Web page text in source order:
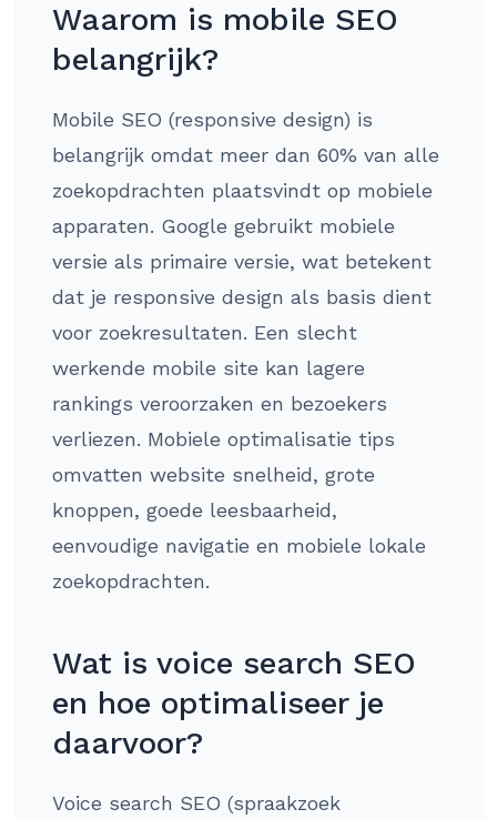
Waarom is mobile SEO
belangrijk?
Mobile SEO (responsive design) is
belangrijk omdat meer dan 60% van alle
zoekopdrachten plaatsvindt op mobiele
apparaten. Google gebruikt mobiele
versie als primaire versie, wat betekent
dat je responsive design als basis dient
voor zoekresultaten. Een slecht
werkende mobile site kan lagere
rankings veroorzaken en bezoekers
verliezen. Mobiele optimalisatie tips
omvatten website snelheid, grote
knoppen, goede leesbaarheid,
eenvoudige navigatie en mobiele lokale
zoekopdrachten.
Wat is voice search SEO
en hoe optimaliseer je
daarvoor?
Voice search SEO (spraakzoek